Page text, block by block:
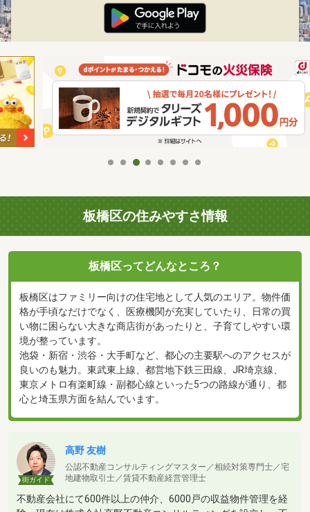
板橋区の住みやすさ情報
板橋区ってどんなところ？
板橋区はファミリー向けの住宅地として人気のエリア。物件価
格が手頃なだけでなく、医療機関が充実していたり、日常の買
い物に困らない大きな商店街があったりと、子育てしやすい環
境が整っています。
池袋・新宿・渋谷・大手町など、都心の主要駅へのアクセスが
良いのも魅力。東武東上線、都営地下鉄三田線、JR埼京線、
東京メトロ有楽町線・副都心線といった5つの路線が通り、都
心と埼玉県方面を結んでいます。
街ガイド
高野 友樹
公認不動産コンサルティングマスター／相続対策専門士／宅
地建物取引士／賃貸不動産経営管理士
不動産会社にて600件以上の仲介、6000戸の収益物件管理を経